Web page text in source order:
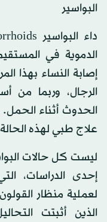
البواسير
الدموية في
إصابة النساء بهذا
الرجال، وربما من
الحدوث أثناء
علاج طبي لهذه
ليست كل حالات
إحدى الدراسات،
لعملية منظار
الذين أثبتت